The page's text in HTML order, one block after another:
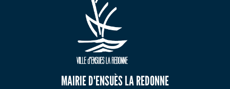
MAIRIE D'ENSUÈS LA REDONNE